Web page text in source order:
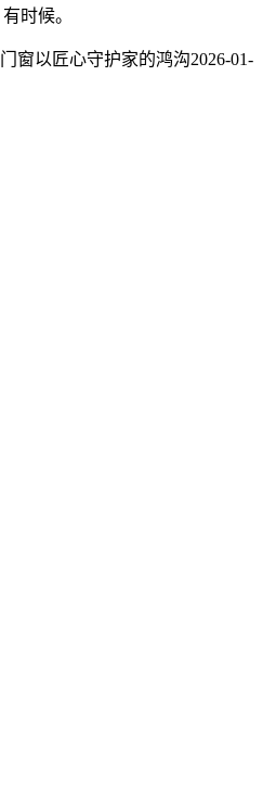
时候。
窗以匠心守护家的鸿沟2026-01-